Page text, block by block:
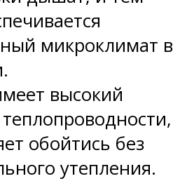
микроклимат в
высокий
обойтись без
утепления.